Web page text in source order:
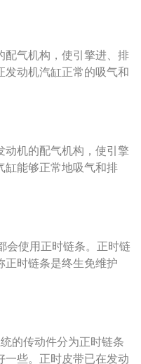
器”只有8~10万公里的
配气机构，使引擎进、排
发动机汽缸正常的吸气和
术水平不断进步，部分
统由齿轮、链条和涨紧
链条涨力始终如一，并
可靠性得到了一定提升，
使用寿命与平时保养车
要维护时间周期要更
。所以说一定要保证发
能保证正时链条的寿命。
动机的配气机构，使引擎
缸能够正常地吸气和排
间，整个系统由齿轮、
（带换挡拨片）、ESC
。
会使用正时链条。正时链
正时链条是终生免维护
链条长时间使用之后会
影响发动机的正常工
非常重要的。正时链条
凸轮轴设计，这种发动
的传动件分为正时链条
一些。正时皮带已在发动